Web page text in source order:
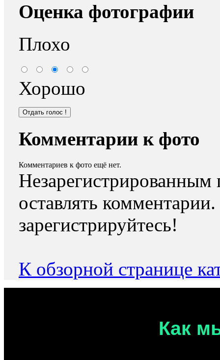
Оценка фотографии
Плохо
Хорошо
Комментарии к фото
Комментариев к фото ещё нет.
Незарегистрированным
оставлять
зарегистрируйтесь!
К обзорной странице
Как